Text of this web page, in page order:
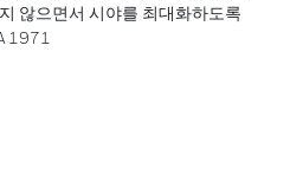
않으면서 시야를 최대화하도록
1971